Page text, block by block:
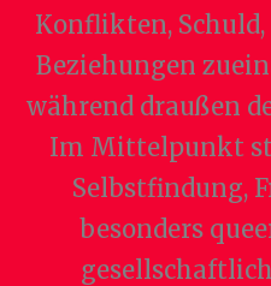
Konflikten,
Beziehungen
während draußen
Im Mittelpunkt
Selbstfindung,
besonders